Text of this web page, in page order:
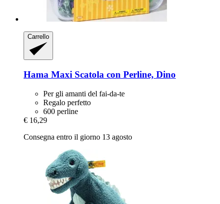
Carrello
Hama Maxi Scatola con Perline, Dino
Per gli amanti del fai-da-te
Regalo perfetto
600 perline
€ 16,29
Consegna entro il giorno 13 agosto